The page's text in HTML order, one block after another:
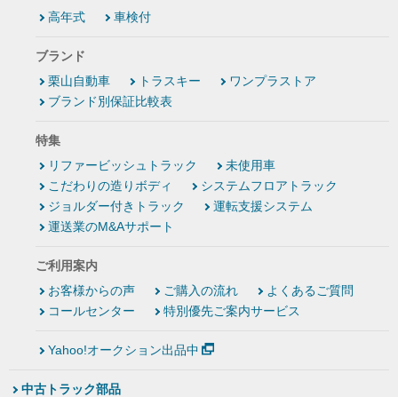
高年式
車検付
ブランド
栗山自動車
トラスキー
ワンプラストア
ブランド別保証比較表
特集
リファービッシュトラック
未使用車
こだわりの造りボディ
システムフロアトラック
ジョルダー付きトラック
運転支援システム
運送業のM&Aサポート
ご利用案内
お客様からの声
ご購入の流れ
よくあるご質問
コールセンター
特別優先ご案内サービス
Yahoo!オークション出品中
中古トラック部品